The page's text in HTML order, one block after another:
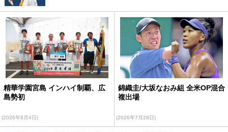
精華学園宮島 インハイ制覇、広
島勢初
(2026年8月4日)
錦織圭/大坂なおみ組 全米OP混合
複出場
(2026年7月28日)